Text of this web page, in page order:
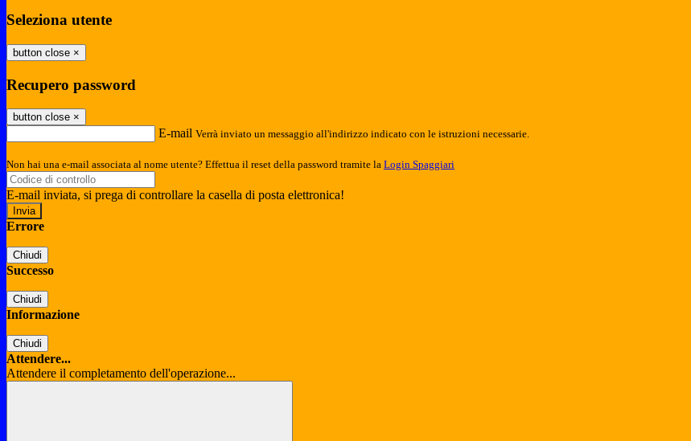
Seleziona utente
button close ×
Recupero password
button close ×
E-mail Verrà inviato un messaggio all'indirizzo indicato con le istruzioni necessarie.
Non hai una e-mail associata al nome utente? Effettua il reset della password tramite la Login Spaggiari
E-mail inviata, si prega di controllare la casella di posta elettronica!
Errore
Chiudi
Successo
Chiudi
Informazione
Chiudi
Attendere...
Attendere il completamento dell'operazione...